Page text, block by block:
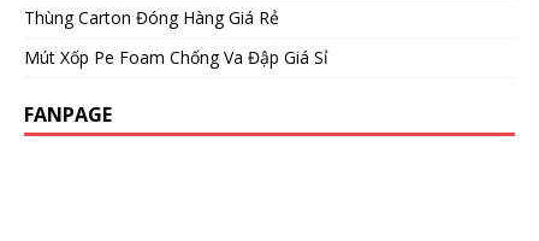
Thùng Carton Đóng Hàng Giá Rẻ
Mút Xốp Pe Foam Chống Va Đập Giá Sỉ
FANPAGE